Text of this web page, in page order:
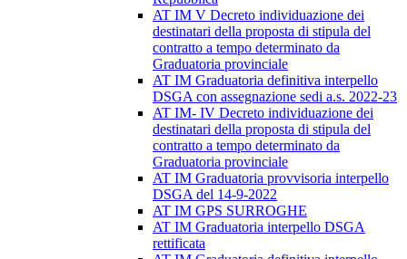
AT IM V Decreto individuazione dei
destinatari della proposta di stipula del
contratto a tempo determinato da
Graduatoria provinciale
AT IM Graduatoria definitiva interpello
DSGA con assegnazione sedi a.s. 2022-23
AT IM- IV Decreto individuazione dei
destinatari della proposta di stipula del
contratto a tempo determinato da
Graduatoria provinciale
AT IM Graduatoria provvisoria interpello
DSGA del 14-9-2022
AT IM GPS SURROGHE
AT IM Graduatoria interpello DSGA
rettificata